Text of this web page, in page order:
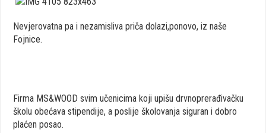
Nevjerovatna pa i nezamisliva priča dolazi,ponovo, iz naše
Fojnice.
Firma MS&WOOD svim učenicima koji upišu drvnoprerađivačku
školu obećava stipendije, a poslije školovanja siguran i dobro
plaćen posao.